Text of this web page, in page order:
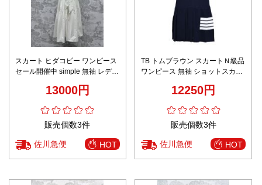
スカート ヒダコピー ワンピース
セール開催中 simple 無袖 レディ
13000円
販売個数3件
佐川急便 HOT
TB トムブラウン スカートＮ級品
ワンピース 無袖 ショットスカー
12250円
販売個数3件
佐川急便 HOT